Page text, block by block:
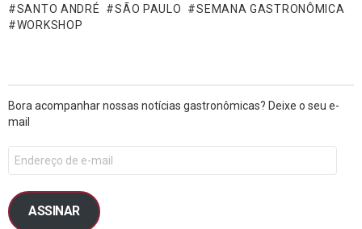
SANTO ANDRÉ
SÃO PAULO
SEMANA GASTRONÔMICA
WORKSHOP
Bora acompanhar nossas notícias gastronômicas? Deixe o seu e-
mail
ASSINAR